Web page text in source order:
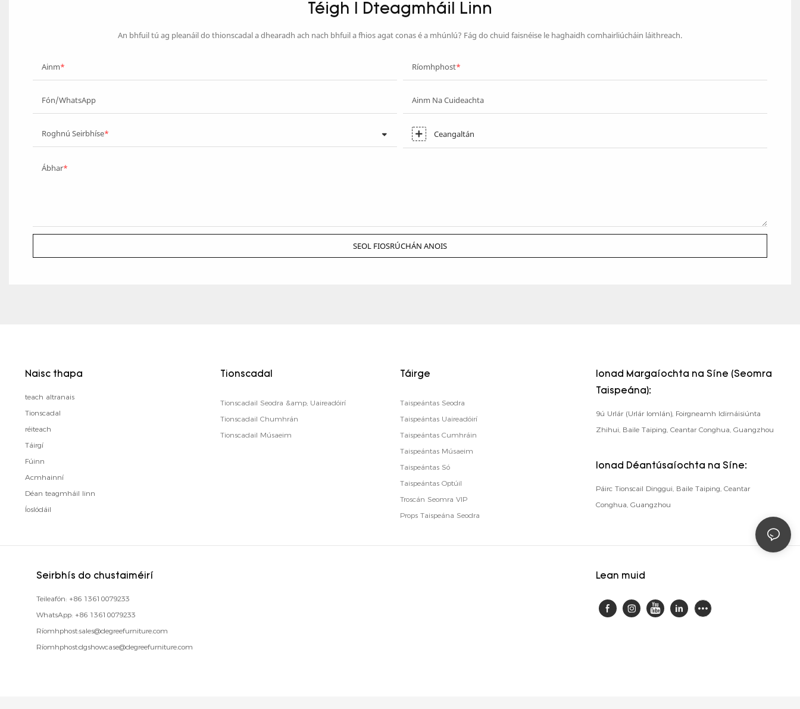
Téigh I Dteagmháil Linn
An bhfuil tú ag pleanáil do thionscadal a dhearadh ach nach bhfuil a fhios agat conas é a mhúnlú? Fág do chuid faisnéise le haghaidh comhairliúcháin láithreach.
Ainm Ríomhphost
Fón/WhatsApp Ainm Na Cuideachta
Roghnú Seirbhíse Ceangaltán
Ábhar
SEOL FIOSRÚCHÁN ANOIS
Naisc thapa
teach altranais
Tionscadal
réiteach
Táirgí
Fúinn
Acmhainní
Déan teagmháil linn
Íoslódáil
Tionscadal
Tionscadail Seodra &amp; Uaireadóirí
Tionscadail Chumhrán
Tionscadail Músaeim
Táirge
Taispeántas Seodra
Taispeántas Uaireadóirí
Taispeántas Cumhráin
Taispeántas Músaeim
Taispeántas Só
Taispeántas Optúil
Troscán Seomra VIP
Props Taispeána Seodra
Ionad Margaíochta na Síne (Seomra
Taispeána):
9ú Urlár (Urlár Iomlán), Foirgneamh Idirnáisiúnta
Zhihui, Baile Taiping, Ceantar Conghua, Guangzhou
Ionad Déantúsaíochta na Síne:
Páirc Tionscail Dinggui, Baile Taiping, Ceantar
Conghua, Guangzhou
Seirbhís do chustaiméirí
Teileafón: +86 13610079233
WhatsApp: +86 13610079233
Ríomhphost:sales@degreefurniture.com
Ríomhphost:dgshowcase@degreefurniture.com
Lean muid